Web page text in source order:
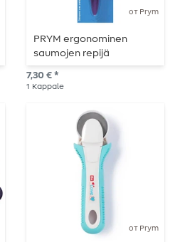
от Prym
PRYM ergonominen
saumojen repijä
7,30 € *
1 Kappale
от Prym